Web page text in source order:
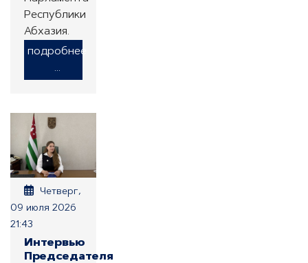
Республики
Абхазия.
подробнее
...
Четверг,
09 июля 2026
21:43
Интервью
Председателя